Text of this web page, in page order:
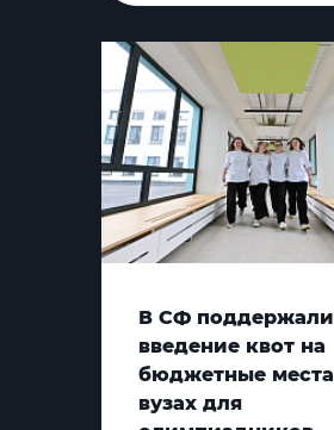
В СФ поддержали
введение квот на
бюджетные
вузах для